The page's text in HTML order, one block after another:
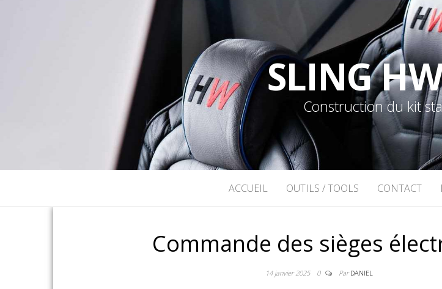
SLING
Construction du kit
ACCUEIL OUTILS / TOOLS CONTACT
Commande des sièges
14 janvier 2025 0 ParDANIEL